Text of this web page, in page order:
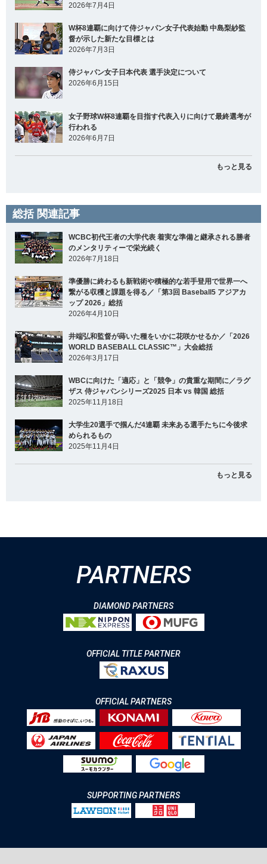
2026年7月4日
W杯8連覇に向けて侍ジャパン女子代表始動 中島梨紗監
督が示した新たな目標とは
2026年7月3日
侍ジャパン女子日本代表 選手決定について
2026年6月15日
女子野球W杯8連覇を目指す代表入りに向けて最終選考が
行われる
2026年6月7日
もっと見る
総括 関連記事
WCBC初代王者の大学代表 着実な準備と継承される勝者
のメンタリティーで栄光続く
2026年7月18日
準優勝に終わるも新戦術や積極的な若手登用で世界一へ
繋がる収穫と課題を得る／「第3回 Baseball5 アジアカ
ップ 2026」総括
2026年4月10日
井端弘和監督が蒔いた種をいかに花咲かせるか／「2026
WORLD BASEBALL CLASSIC™」大会総括
2026年3月17日
WBCに向けた「適応」と「競争」の貴重な期間に／ラグ
ザス 侍ジャパンシリーズ2025 日本 vs 韓国 総括
2025年11月18日
大学生20選手で掴んだ4連覇 未来ある選手たちに今後求
められるもの
2025年11月4日
もっと見る
PARTNERS
DIAMOND PARTNERS
OFFICIAL TITLE PARTNER
OFFICIAL PARTNERS
SUPPORTING PARTNERS